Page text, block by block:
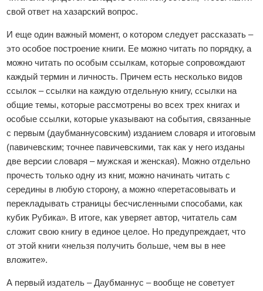
свой ответ на хазарский вопрос.
И еще один важный момент, о котором следует рассказать –
это особое построение книги. Ее можно читать по порядку, а
можно читать по особым ссылкам, которые сопровождают
каждый термин и личность. Причем есть несколько видов
ссылок – ссылки на каждую отдельную книгу, ссылки на
общие темы, которые рассмотрены во всех трех книгах и
особые ссылки, которые указывают на события, связанные
с первым (даубманнусовским) изданием словаря и итоговым
(павичевским; точнее павичевскими, так как у него изданы
две версии словаря – мужская и женская). Можно отдельно
прочесть только одну из книг, можно начинать читать с
середины в любую сторону, а можно «перетасовывать и
перекладывать страницы бесчисленными способами, как
кубик Рубика». В итоге, как уверяет автор, читатель сам
сложит свою книгу в единое целое. Но предупреждает, что
от этой книги «нельзя получить больше, чем вы в нее
вложите».
А первый издатель – Даубманнус – вообще не советует